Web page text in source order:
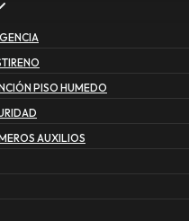
PISO HUMEDO
AUXILIOS